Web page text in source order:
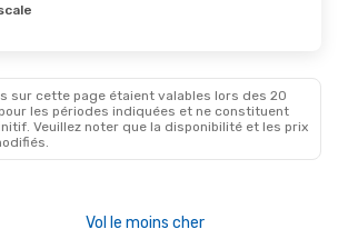
sur cette page étaient valables lors des 20
les périodes indiquées et ne constituent
Veuillez noter que la disponibilité et les prix
Vol le moins cher